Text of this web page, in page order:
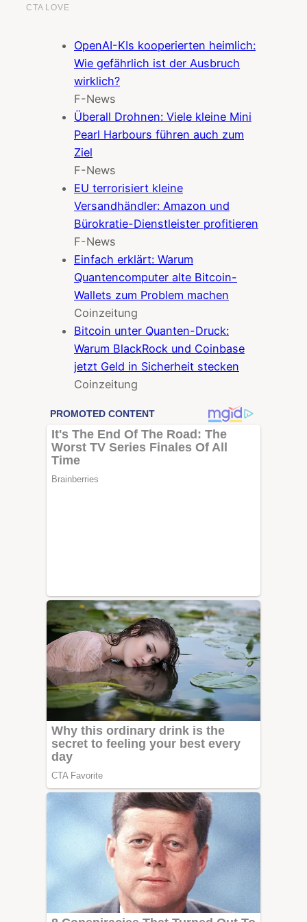
OpenAI-KIs kooperierten heimlich:
Wie gefährlich ist der Ausbruch
wirklich?
F-News
Überall Drohnen: Viele kleine Mini
Pearl Harbours führen auch zum
Ziel
F-News
EU terrorisiert kleine
Versandhändler: Amazon und
Bürokratie-Dienstleister profitieren
F-News
Einfach erklärt: Warum
Quantencomputer alte Bitcoin-
Wallets zum Problem machen
Coinzeitung
Bitcoin unter Quanten-Druck:
Warum BlackRock und Coinbase
jetzt Geld in Sicherheit stecken
Coinzeitung